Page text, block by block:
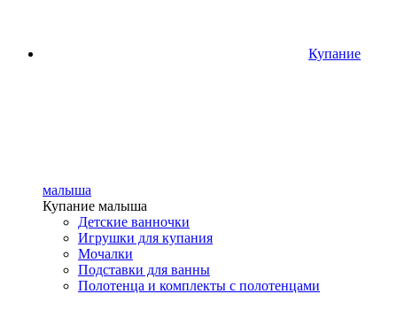
Купание
малыша
Купание малыша
Детские ванночки
Игрушки для купания
Мочалки
Подставки для ванны
Полотенца и комплекты с полотенцами